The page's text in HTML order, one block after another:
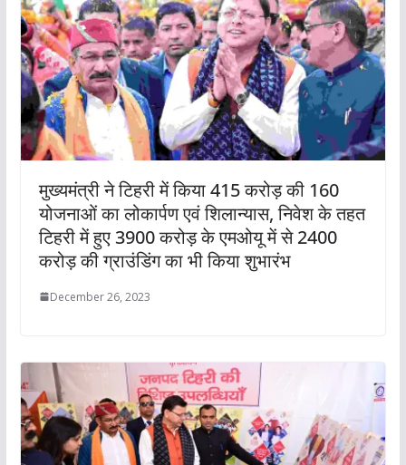
मुख्यमंत्री ने टिहरी में किया 415 करोड़ की 160
योजनाओं का लोकार्पण एवं शिलान्यास, निवेश के तहत
टिहरी में हुए 3900 करोड़ के एमओयू में से 2400
करोड़ की ग्राउंडिंग का भी किया शुभारंभ
December 26, 2023